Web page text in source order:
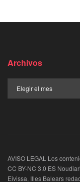
Archivos
AVISO LEGAL Los
CC BY-NC 3.0 ES
Eivissa, Illes Balears